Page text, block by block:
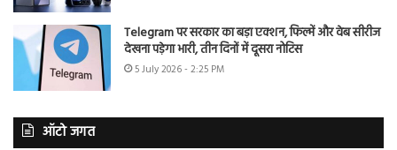
Telegram पर सरकार का बड़ा एक्शन, फिल्में और वेब सीरीज
देखना पड़ेगा भारी, तीन दिनों में दूसरा नोटिस
5 July 2026 - 2:25 PM
ऑटो जगत